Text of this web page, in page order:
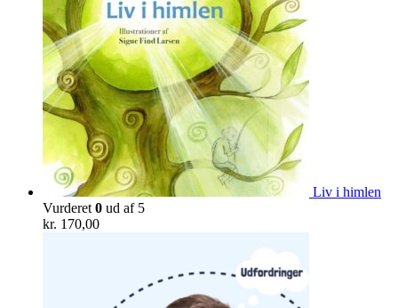
Liv i himlen
Vurderet0 ud af 5
kr. 170,00